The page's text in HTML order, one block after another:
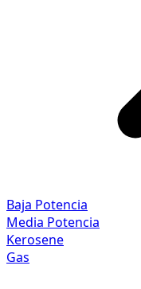
Baja Potencia
Media Potencia
Kerosene
Gas